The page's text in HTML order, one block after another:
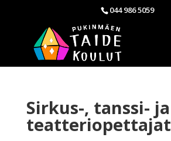
044 986 5059
Sirkus-, tanssi- ja
teatteriopettajat